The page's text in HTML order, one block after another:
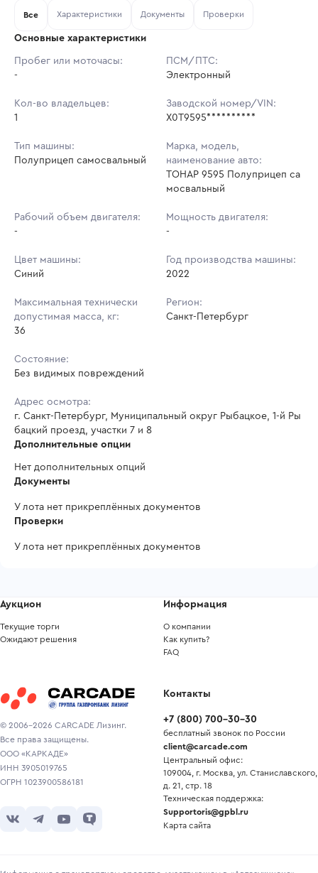
Тип аукциона: Открытые торги
Шаг торгов: 18 130 ₽
Кол-во ставок:
Ставок не найдено
в аукционах
Все Характеристики Документы Проверки
Основные характеристики
Пробег или моточасы:
-
ПСМ/ПТС:
Электронный
Кол-во владельцев:
1
Заводской номер/VIN:
X0T9595**********
Тип машины:
Полуприцеп самосвальный
Марка, модель,
наименование авто:
ТОНАР 9595 Полуприцеп са
мосвальный
Рабочий объем двигателя:
-
Мощность двигателя:
-
Цвет машины:
Синий
Год производства машины:
2022
Максимальная технически
допустимая масса, кг:
36
Регион:
Санкт-Петербург
Состояние:
Без видимых повреждений
Адрес осмотра:
г. Санкт-Петербург, Муниципальный округ Рыбацкое, 1-й Ры
бацкий проезд, участки 7 и 8
Дополнительные опции
Нет дополнительных опций
Документы
У лота нет прикреплённых документов
Проверки
У лота нет прикреплённых документов
© 2006-2026 CARCADE Лизинг.
Все права защищены.
ООО «КАРКАДЕ»
ИНН 3905019765
ОГРН 1023900586181
Аукцион
Текущие торги
Ожидают решения
Информация
О компании
Как купить?
FAQ
Контакты
+7 (800) 700-30-30
бесплатный звонок по России
client@carcade.com
Центральный офис:
109004, г. Москва, ул. Станиславского,
д. 21, стр. 18
Техническая поддержка:
Supportoris@gpbl.ru
Карта сайта